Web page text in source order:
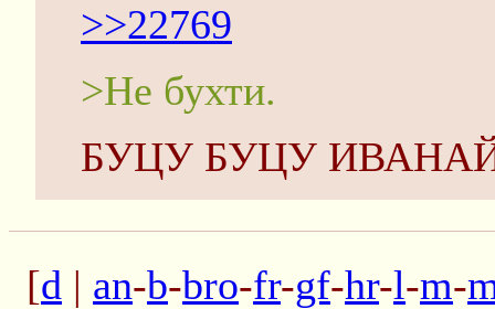
>>22769
>Не бухти.
БУЦУ БУЦУ
[d | an-b-bro-fr-gf-hr-l-m-